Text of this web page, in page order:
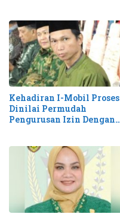
Kehadiran I-Mobil Proses
Dinilai Permudah
Pengurusan Izin Dengan